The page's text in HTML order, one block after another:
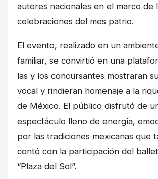
autores nacionales en el marco de
celebraciones del mes patrio.
El evento, realizado en un
familiar, se convirtió en una
las y los concursantes mostraran
vocal y rindieran homenaje a la
de México. El público disfrutó de
espectáculo lleno de energía,
por las tradiciones mexicanas que
contó con la participación del
“Plaza del Sol”.